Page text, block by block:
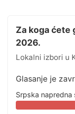
Za koga ćete
2026.
Lokalni izbori u
Glasanje je
Srpska napredna